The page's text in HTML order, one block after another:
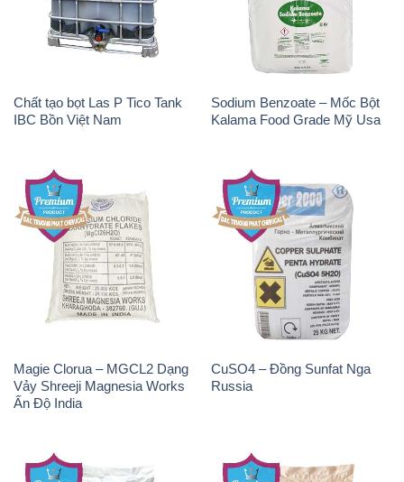
Chất tạo bọt Las P Tico Tank
IBC Bồn Việt Nam
Sodium Benzoate – Mốc Bột
Kalama Food Grade Mỹ Usa
Magie Clorua – MGCL2 Dạng
Vảy Shreeji Magnesia Works
Ấn Độ India
CuSO4 – Đồng Sunfat Nga
Russia